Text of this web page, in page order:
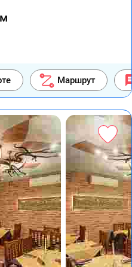
Маршрут